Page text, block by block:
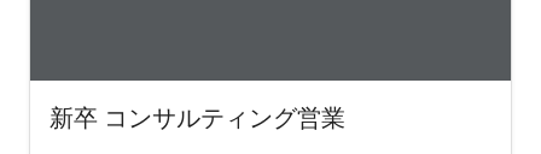
新卒 コンサルティング営業